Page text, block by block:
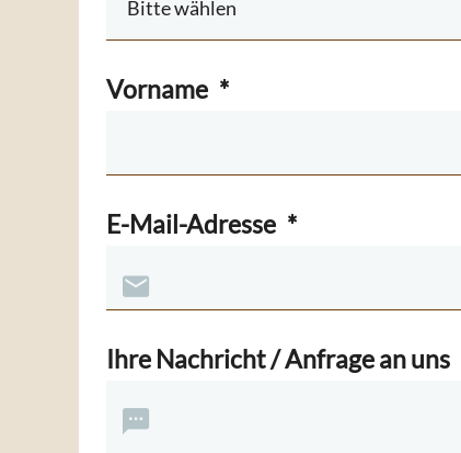
Vorname *
E-Mail-Adresse *
Ihre Nachricht / Anfrage an uns